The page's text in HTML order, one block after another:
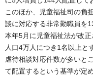
このほか、児童福祉司の負
談に対応する非常勤職員を
本年5月に児童福祉法が改
人口4万人につき1名以上と
虐待相談対応件数が多いと
て配置するという基準が定